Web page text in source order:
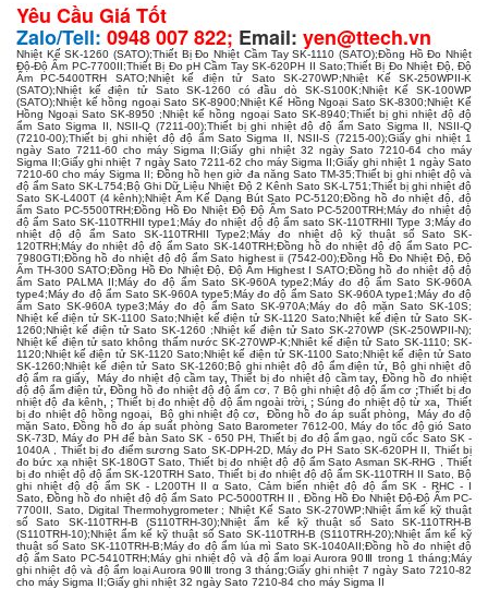
Yêu Cầu Giá Tốt
Zalo/Tell: 0948 007 822; Email: yen@ttech.vn
Nhiệt Kế SK-1260 (SATO);Thiết Bị Đo Nhiệt Cầm Tay SK-1110 (SATO);Đồng Hồ Đo Nhiệt
Độ-Độ Ẩm PC-7700II;Thiết Bị Đo pH Cầm Tay SK-620PH II Sato;Thiết Bị Đo Nhiệt Độ, Độ
Ẩm PC-5400TRH SATO;Nhiệt kế điện tử Sato SK-270WP;Nhiệt Kế SK-250WPII-K
(SATO);Nhiệt kế điện tử Sato SK-1260 có đầu dò SK-S100K;Nhiệt Kế SK-100WP
(SATO);Nhiệt kế hồng ngoại Sato SK-8900;Nhiệt Kế Hồng Ngoại Sato SK-8300;Nhiệt Kế
Hồng Ngoại Sato SK-8950 ;Nhiệt kế hồng ngoại Sato SK-8940;Thiết bị ghi nhiệt độ độ
ẩm Sato Sigma II, NSII-Q (7211-00);Thiết bị ghi nhiệt độ độ ẩm Sato Sigma II, NSII-Q
(7210-00);Thiết bị ghi nhiệt độ độ ẩm Sato Sigma II, NSII-S (7215-00);Giấy ghi nhiệt 1
ngày Sato 7211-60 cho máy Sigma II;Giấy ghi nhiệt 32 ngày Sato 7210-64 cho máy
Sigma II;Giấy ghi nhiệt 7 ngày Sato 7211-62 cho máy Sigma II;Giấy ghi nhiệt 1 ngày Sato
7210-60 cho máy Sigma II; Đồng hồ hẹn giờ đa năng Sato TM-35;Thiết bị ghi nhiệt độ và
độ ẩm Sato SK-L754;Bộ Ghi Dữ Liệu Nhiệt Độ 2 Kênh Sato SK-L751 ;Thiết bị ghi nhiệt độ
Sato SK-L400T (4 kênh);Nhiệt Ẩm Kế Dạng Bút Sato PC-5120;Đồng hồ đo nhiệt độ, độ
ẩm Sato PC-5500TRH;Đồng Hồ Đo Nhiệt Độ Độ Ẩm Sato PC-5200TRH;Máy đo nhiệt độ
độ ẩm Sato SK-110TRHII type1 ;Máy đo nhiệt độ độ ẩm sato SK-110TRHII Type 3;Máy đo
nhiệt độ độ ẩm Sato SK-110TRHII Type2;Máy đo nhiệt độ kỹ thuật số Sato SK-
120TRH;Máy đo nhiệt độ độ ẩm Sato SK-140TRH;Đồng hồ đo nhiệt độ độ ẩm Sato PC-
7980GTI;Đồng hồ đo nhiệt độ độ ẩm Sato highest ii (7542-00);Đồng Hồ Đo Nhiệt Độ, Độ
Ẩm TH-300 SATO;Đồng Hồ Đo Nhiệt Độ, Độ Ẩm Highest I SATO;Đồng hồ đo nhiệt độ độ
ẩm Sato PALMA II;Máy đo độ ẩm Sato SK-960A type2;Máy đo độ ẩm Sato SK-960A
type4;Máy đo độ ẩm Sato SK-960A type5;Máy đo độ ẩm Sato SK-960A type1 ;Máy đo độ
ẩm Sato SK-960A type3;Máy đo độ ẩm Sato SK-970A;Máy đo độ mặn Sato SK-10S;
Nhiệt kế điện tử SK-1100 Sato;Nhiệt kế điện tử SK-1120 Sato;Nhiệt kế điện tử Sato SK-
1260;Nhiệt kế điện tử Sato SK-1260 ;Nhiệt kế điện tử Sato SK-270WP (SK-250WPII-N);
Nhiệt kế điện tử sato không thấm nước SK-270WP-K;Nhiêt kế điện tử Sato SK-1110; SK-
1120;Nhiệt kế điện tử SK-1120 Sato;Nhiệt kế điện tử SK-1100 Sato;Nhiệt kế điện tử Sato
SK-1260;Nhiệt kế điện tử Sato SK-1260;Bộ ghi nhiệt độ độ ẩm điện tử
Bộ ghi nhiệt độ
độ ẩm ra giấy
Máy đo nhiệt độ cầm tay,Thiết bị đo nhiệt độ cầm tay
Đồng hồ đo nhiệt
độ độ ẩm điện tử ,Đồng hồ đo nhiệt độ độ ẩm cơ, 7 Bộ ghi nhiệt độ độ ẩm cơ;Thiết bị đo
nhiệt độ đa kênh , ; Thiết bị đo nhiệt độ độ ẩm ngoài trời, ; Súng đo nhiệt độ từ xa
Thiết
bị đo nhiệt độ hồng ngoại
Bộ ghi nhiệt độ cơ Đồng hồ đo áp suất phòng
Máy đo độ
mặn Sato,Đồng hồ đo áp suất phòng Sato Barometer 7612-00,Máy đo tốc độ gió Sato
SK-73D ,Máy đo PH để bàn Sato SK - 650 PH,Thiết bị đo độ ẩm gạo, ngũ cốc Sato SK -
1040A
Thiết bị đo điểm sương Sato SK-DPH-2D, Máy đo PH Sato SK-620PH II
Thiết bị
đo bức xạ nhiệt SK-180GT Sato ,Thiết bị đo nhiệt độ độ ẩm Sato Asman SK-RHG ,Thiết
bị đo nhiệt độ độ ẩm SK-120TRH Sato ,Thiết bị đo nhiệt độ độ ẩm SK-110TRH II Sato,Bộ
ghi nhiệt độ độ ẩm SK - L200TH II α Sato
Cảm biến nhiệt độ độ ẩm SK - RHC - I
Sato ,Đồng hồ đo nhiệt độ độ ẩm Sato PC-5000TRH II
Đồng Hồ Đo Nhiệt Độ-Độ Ẩm PC-
7700II, Sato, Digital Thermohygrometer ;Nhiệt Kế Sato SK-270WP;Nhiệt ẩm kế kỹ thuật
số Sato SK-110TRH-B (S110TRH-30);Nhiệt ẩm kế kỹ thuật số Sato SK-110TRH-B
(S110TRH-10);Nhiệt ẩm kế kỹ thuật số Sato SK-110TRH-B (S110TRH-20);Nhiệt ẩm kế kỹ
thuật số Sato SK-110TRH-B;Máy đo độ ẩm lúa mì Sato SK-1040AII;Đồng hồ đo nhiệt độ
độ ẩm Sato PC-5410TRH;Máy ghi nhiệt độ và độ ẩm loại Aurora 90Ⅲ trong 1 tháng;Máy
ghi nhiệt độ và độ ẩm loại Aurora 90Ⅲ trong 3 tháng;Giấy ghi nhiệt 7 ngày Sato 7210-82
cho máy Sigma II;Giấy ghi nhiệt 32 ngày Sato 7210-84 cho máy Sigma II